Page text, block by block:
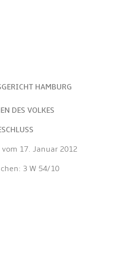
HAMBURG
DES VOLKES
17. Januar 2012
3 W 54/10